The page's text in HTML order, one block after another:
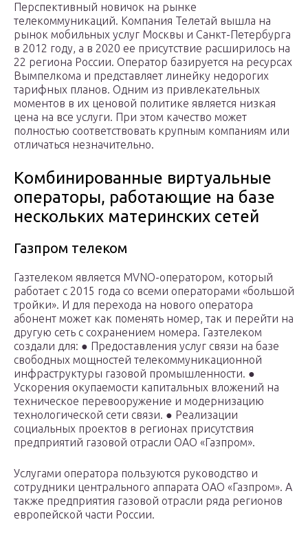
Перспективный новичок на рынке
телекоммуникаций. Компания Телетай вышла на
рынок мобильных услуг Москвы и Санкт-Петербурга
в 2012 году, а в 2020 ее присутствие расширилось на
22 региона России. Оператор базируется на ресурсах
Вымпелкома и представляет линейку недорогих
тарифных планов. Одним из привлекательных
моментов в их ценовой политике является низкая
цена на все услуги. При этом качество может
полностью соответствовать крупным компаниям или
отличаться незначительно.
Комбинированные виртуальные
операторы, работающие на базе
нескольких материнских сетей
Газпром телеком
Газтелеком является MVNO-оператором, который
работает с 2015 года со всеми операторами «большой
тройки». И для перехода на нового оператора
абонент может как поменять номер, так и перейти на
другую сеть с сохранением номера. Газтелеком
создали для: ● Предоставления услуг связи на базе
свободных мощностей телекоммуникационной
инфраструктуры газовой промышленности. ●
Ускорения окупаемости капитальных вложений на
техническое перевооружение и модернизацию
технологической сети связи. ● Реализации
социальных проектов в регионах присутствия
предприятий газовой отрасли ОАО «Газпром».
Услугами оператора пользуются руководство и
сотрудники центрального аппарата ОАО «Газпром». А
также предприятия газовой отрасли ряда регионов
европейской части России.